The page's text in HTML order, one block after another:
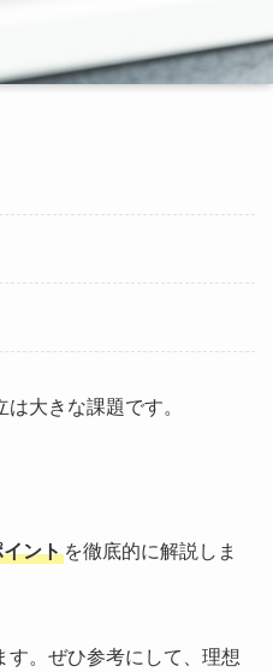
大きな課題です。
ント を徹底的に解説しま
す。ぜひ参考にして、理想